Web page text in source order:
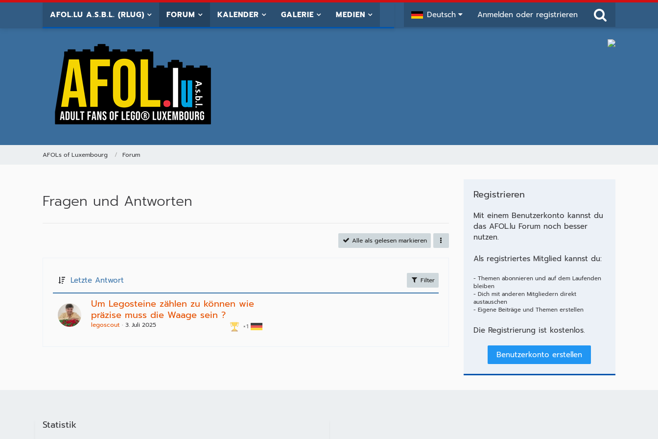
AFOL.LU A.S.B.L. (RLUG) FORUM KALENDER GALERIE MEDIEN Deutsch Anmelden oder registrieren
AFOLs of Luxembourg Forum
Fragen und Antworten
Alle als gelesen markieren
Letzte Antwort Filter
Um Legosteine zählen zu können wie
präzise muss die Waage sein ?
1
legoscout 3. Juli 2025
Registrieren
Mit einem Benutzerkonto kannst du
das AFOL.lu Forum noch besser
nutzen.
Als registriertes Mitglied kannst du:
- Themen abonnieren und auf dem Laufenden
bleiben
- Dich mit anderen Mitgliedern direkt
austauschen
- Eigene Beiträge und Themen erstellen
Die Registrierung ist kostenlos.
Benutzerkonto erstellen
Statistik